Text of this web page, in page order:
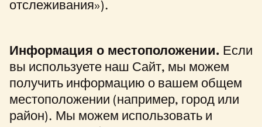
отслеживания»).
Информация о местоположении. Если
вы используете наш Сайт, мы можем
получить информацию о вашем общем
местоположении (например, город или
район). Мы можем использовать и